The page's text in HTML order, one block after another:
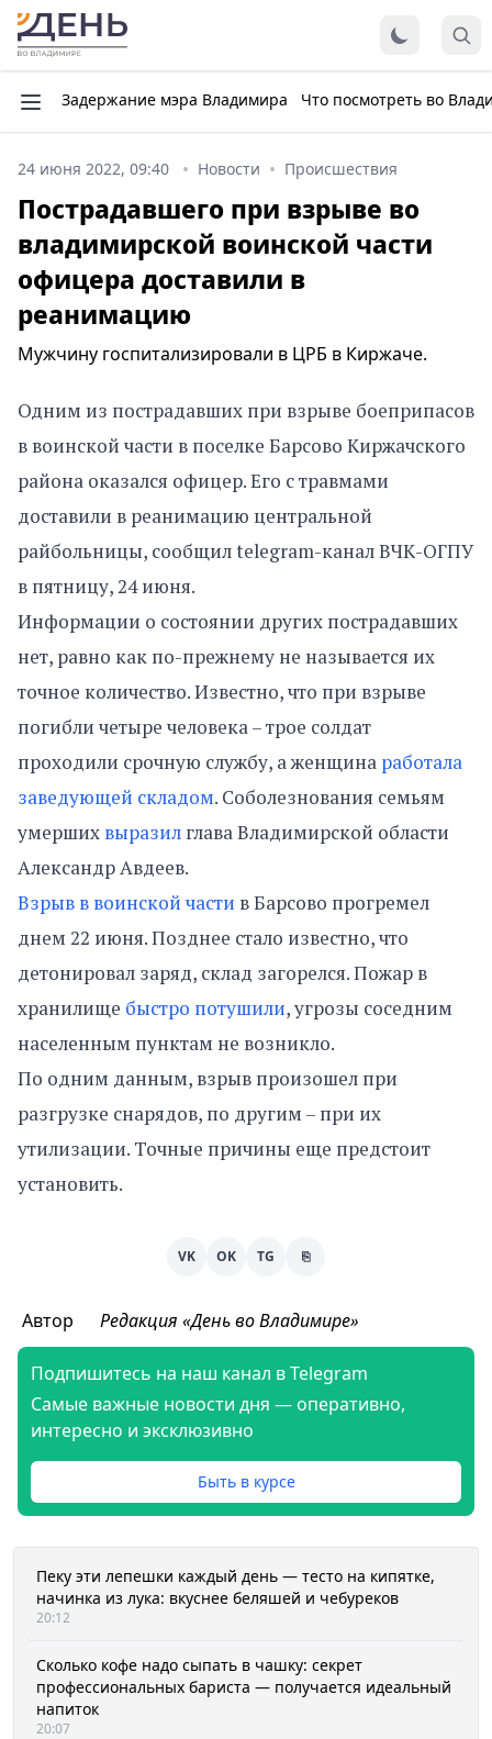
Задержание мэра Владимира Что посмотреть во
24 июня 2022, 09:40 Новости Происшествия
Пострадавшего при взрыве во
владимирской воинской части
офицера доставили в
реанимацию
Мужчину госпитализировали в ЦРБ в Киржаче.
Одним из пострадавших при взрыве боеприпасов
в воинской части в поселке Барсово Киржачского
района оказался офицер. Его с травмами
доставили в реанимацию центральной
райбольницы, сообщил telegram-канал ВЧК-ОГПУ
в пятницу, 24 июня.
Информации о состоянии других пострадавших
нет, равно как по-прежнему не называется их
точное количество. Известно, что при взрыве
погибли четыре человека – трое солдат
проходили срочную службу, а женщина работала
заведующей складом. Соболезнования семьям
умерших выразил глава Владимирской области
Александр Авдеев.
Взрыв в воинской части в Барсово прогремел
днем 22 июня. Позднее стало известно, что
детонировал заряд, склад загорелся. Пожар в
хранилище быстро потушили, угрозы соседним
населенным пунктам не возникло.
По одним данным, взрыв произошел при
разгрузке снарядов, по другим – при их
утилизации. Точные причины еще предстоит
установить.
VK OK TG ⎘
Автор Редакция «День во Владимире»
Подпишитесь на наш канал в Telegram
Самые важные новости дня — оперативно,
интересно и эксклюзивно
Быть в курсе
Пеку эти лепешки каждый день — тесто на кипятке,
начинка из лука: вкуснее беляшей и чебуреков
20:12
Сколько кофе надо сыпать в чашку: секрет
профессиональных бариста — получается идеальный
напиток
20:07